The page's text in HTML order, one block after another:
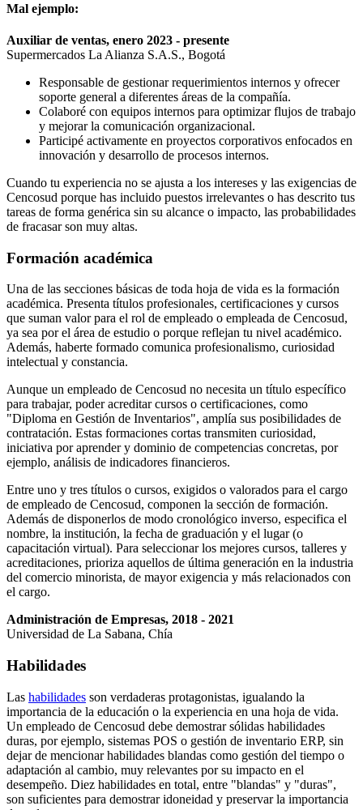
Mal ejemplo:
Auxiliar de ventas, enero 2023 - presente
Supermercados La Alianza S.A.S., Bogotá
Responsable de gestionar requerimientos internos y ofrecer
soporte general a diferentes áreas de la compañía.
Colaboré con equipos internos para optimizar flujos de trabajo
y mejorar la comunicación organizacional.
Participé activamente en proyectos corporativos enfocados en
innovación y desarrollo de procesos internos.
Cuando tu experiencia no se ajusta a los intereses y las exigencias de
Cencosud porque has incluido puestos irrelevantes o has descrito tus
tareas de forma genérica sin su alcance o impacto, las probabilidades
de fracasar son muy altas.
Formación académica
Una de las secciones básicas de toda hoja de vida es la formación
académica. Presenta títulos profesionales, certificaciones y cursos
que suman valor para el rol de empleado o empleada de Cencosud,
ya sea por el área de estudio o porque reflejan tu nivel académico.
Además, haberte formado comunica profesionalismo, curiosidad
intelectual y constancia.
Aunque un empleado de Cencosud no necesita un título específico
para trabajar, poder acreditar cursos o certificaciones, como
"Diploma en Gestión de Inventarios", amplía sus posibilidades de
contratación. Estas formaciones cortas transmiten curiosidad,
iniciativa por aprender y dominio de competencias concretas, por
ejemplo, análisis de indicadores financieros.
Entre uno y tres títulos o cursos, exigidos o valorados para el cargo
de empleado de Cencosud, componen la sección de formación.
Además de disponerlos de modo cronológico inverso, especifica el
nombre, la institución, la fecha de graduación y el lugar (o
capacitación virtual). Para seleccionar los mejores cursos, talleres y
acreditaciones, prioriza aquellos de última generación en la industria
del comercio minorista, de mayor exigencia y más relacionados con
el cargo.
Administración de Empresas, 2018 - 2021
Universidad de La Sabana, Chía
Habilidades
Las habilidades son verdaderas protagonistas, igualando la
importancia de la educación o la experiencia en una hoja de vida.
Un empleado de Cencosud debe demostrar sólidas habilidades
duras, por ejemplo, sistemas POS o gestión de inventario ERP, sin
dejar de mencionar habilidades blandas como gestión del tiempo o
adaptación al cambio, muy relevantes por su impacto en el
desempeño. Diez habilidades en total, entre "blandas" y "duras",
son suficientes para demostrar idoneidad y preservar la importancia